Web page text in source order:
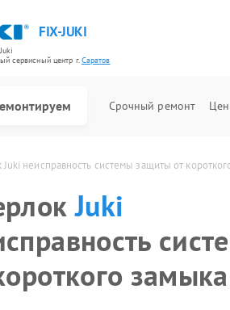
FIX-JUKI
cервисный центр г.Саратов
Срочный ремонт
неисправность системы защиты от
Juki